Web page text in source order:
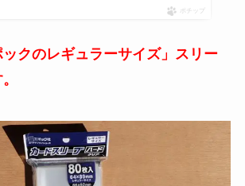
ポチップ
クのレギュラーサイズ」スリー